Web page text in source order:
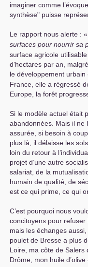
imaginer comme
synthèse" puisse
Le rapport nous alerte : «
surfaces pour nourrir sa
surface agricole
d’hectares par an,
le développement
France, elle a régressé
Europe, la forêt
Si le modèle actuel était
abandonnées. Mais il ne
assurée, si besoin à
plus là, il délaisse les sols
loin du retour à
projet d’une autre
salariat, de la
humain de qualité, de
est ce qui prime, ce qui
C’est pourquoi nous
concitoyens pour refuser
mais les échanges
poulet de Bresse a plus
Loire, ma côte de Salers
Drôme, mon huile